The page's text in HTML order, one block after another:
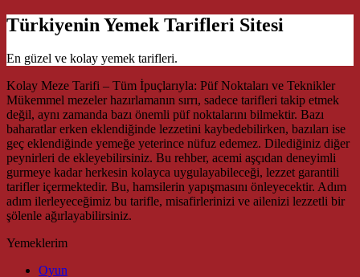
Türkiyenin Yemek Tarifleri Sitesi
En güzel ve kolay yemek tarifleri.
Kolay Meze Tarifi – Tüm İpuçlarıyla: Püf Noktaları ve Teknikler
Mükemmel mezeler hazırlamanın sırrı, sadece tarifleri takip etmek
değil, aynı zamanda bazı önemli püf noktalarını bilmektir. Bazı
baharatlar erken eklendiğinde lezzetini kaybedebilirken, bazıları ise
geç eklendiğinde yemeğe yeterince nüfuz edemez. Dilediğiniz diğer
peynirleri de ekleyebilirsiniz. Bu rehber, acemi aşçıdan deneyimli
gurmeye kadar herkesin kolayca uygulayabileceği, lezzet garantili
tarifler içermektedir. Bu, hamsilerin yapışmasını önleyecektir. Adım
adım ilerleyeceğimiz bu tarifle, misafirlerinizi ve ailenizi lezzetli bir
şölenle ağırlayabilirsiniz.
Yemeklerim
Oyun